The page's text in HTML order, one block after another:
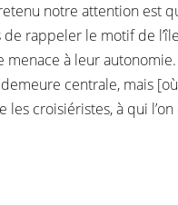
notre attention est
rappeler le motif de
à leur
centrale, mais
croisiéristes, à qui